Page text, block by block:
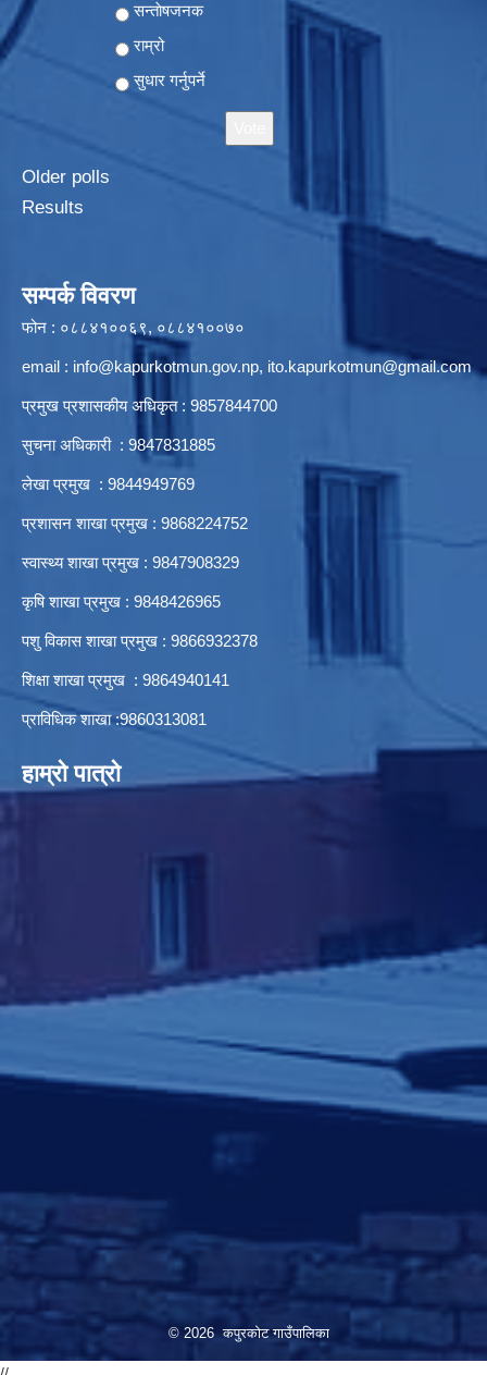
Choices
सन्ताेषजनक
राम्रो
सुधार गर्नुपर्ने
Older polls
Results
सम्पर्क विवरण
फोन : ०८८४१००६९, ०८८४१००७०
email : info@kapurkotmun.gov.np, ito.kapurkotmun@gmail.com
प्रमुख प्रशासकीय अधिकृत : 9857844700
सुचना अधिकारी : 9847831885
लेखा प्रमुख : 9844949769
प्रशासन शाखा प्रमुख : 9868224752
स्वास्थ्य शाखा प्रमुख : 9847908329
कृषि शाखा प्रमुख : 9848426965
पशु विकास शाखा प्रमुख : 9866932378
शिक्षा शाखा प्रमुख : 9864940141
प्राविधिक शाखा :9860313081
हाम्रो पात्रो
© 2026 कपुरकोट गाउँपालिका